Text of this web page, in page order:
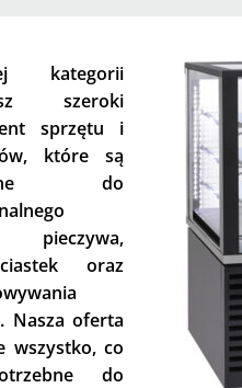
kategorii
szeroki
sprzętu i
które są
do
pieczywa,
oraz
Nasza oferta
wszystko, co
do